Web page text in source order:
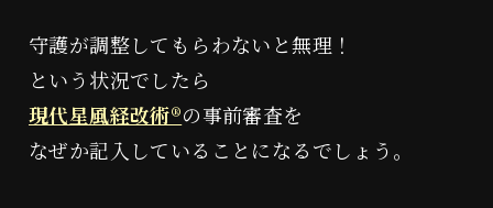
守護が調整してもらわないと無理！
という状況でしたら
現代星風経改術®︎の事前審査を
なぜか記入していることになるでしょう。